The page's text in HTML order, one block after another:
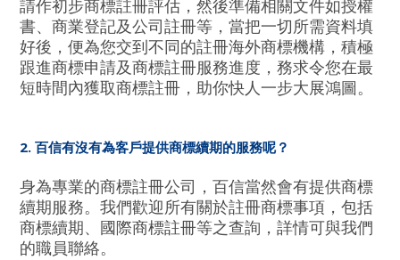
請作初步商標註冊評估，然後準備相關文件如授權
書、商業登記及公司註冊等，當把一切所需資料填
好後，便為您交到不同的註冊海外商標機構，積極
跟進商標申請及商標註冊服務進度，務求令您在最
短時間內獲取商標註冊，助你快人一步大展鴻圖。
2. 百信有沒有為客戶提供商標續期的服務呢？
身為專業的商標註冊公司，百信當然會有提供商標
續期服務。我們歡迎所有關於註冊商標事項，包括
商標續期、國際商標註冊等之查詢，詳情可與我們
的職員聯絡。